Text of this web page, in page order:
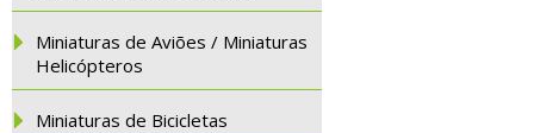
Miniaturas de Aviões / Miniaturas
Helicópteros
Miniaturas de Bicicletas